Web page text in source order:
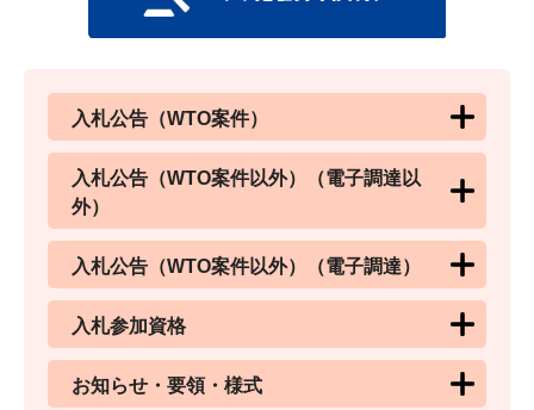
入札公告（WTO案件）
入札公告（WTO案件以外）（電子調達以
外）
入札公告（WTO案件以外）（電子調達）
入札参加資格
お知らせ・要領・様式